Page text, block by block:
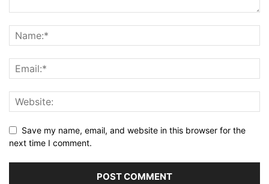
Save my name, email, and website in this browser for the
next time I comment.